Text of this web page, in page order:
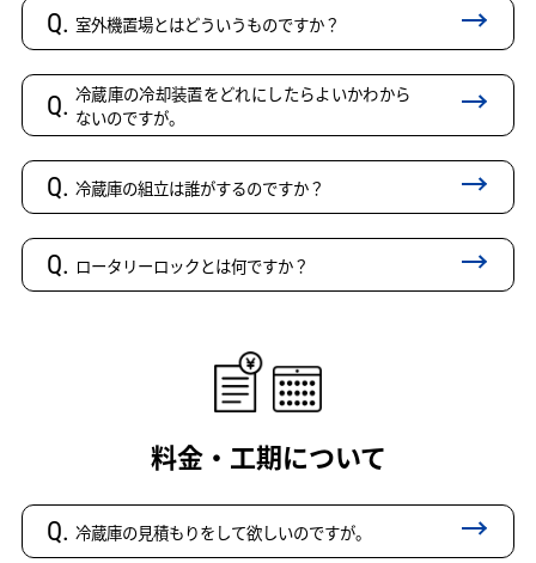
Q. 室外機置場とはどういうものですか？
Q. 冷蔵庫の冷却装置をどれにしたらよいかわから
ないのですが。
Q. 冷蔵庫の組立は誰がするのですか？
Q. ロータリーロックとは何ですか？
料金・工期について
Q. 冷蔵庫の見積もりをして欲しいのですが。